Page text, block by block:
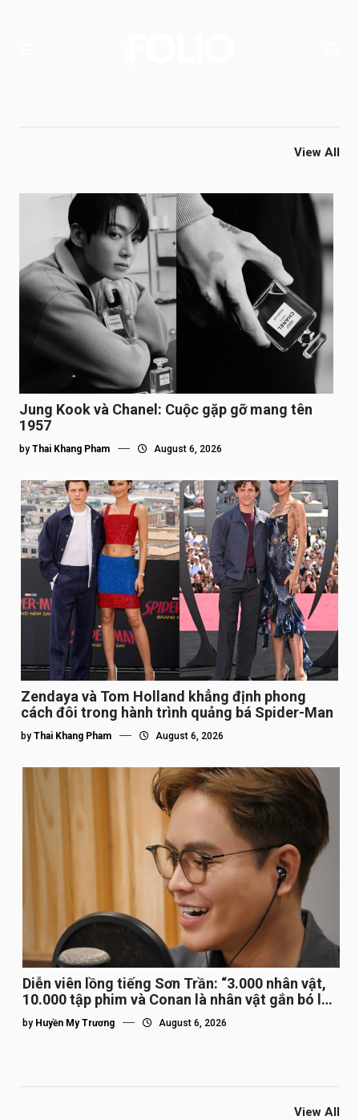
View All
Jung Kook và Chanel: Cuộc gặp gỡ mang tên
1957
by Thai Khang Pham August 6, 2026
Zendaya và Tom Holland khẳng định phong
cách đôi trong hành trình quảng bá Spider-Man
by Thai Khang Pham August 6, 2026
Diễn viên lồng tiếng Sơn Trần: “3.000 nhân vật,
10.000 tập phim và Conan là nhân vật gắn bó lâu
nhất”
by Huyền My Trương August 6, 2026
View All